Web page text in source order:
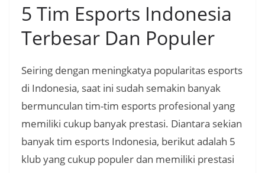
5 Tim Esports Indonesia
Terbesar Dan Populer
Seiring dengan meningkatya popularitas esports
di Indonesia, saat ini sudah semakin banyak
bermunculan tim-tim esports profesional yang
memiliki cukup banyak prestasi. Diantara sekian
banyak tim esports Indonesia, berikut adalah 5
klub yang cukup populer dan memiliki prestasi